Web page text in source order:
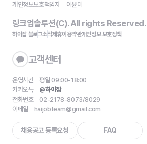
개인정보보호책임자
이윤미
링크업솔루션(C). All rights Reserved.
하이잡 블로그소식제휴이용약관개인정보 보호정책
고객센터
운영시간
평일 09:00-18:00
카카오톡
@하이잡
전화번호
02-2178-8073/8029
이메일
haijobteam@gmail.com
채용공고 등록요청 FAQ